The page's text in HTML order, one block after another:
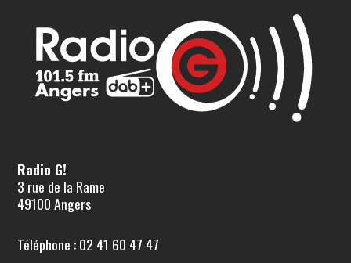
Radio G!
3 rue de la Rame
49100 Angers
Téléphone : 02 41 60 47 47